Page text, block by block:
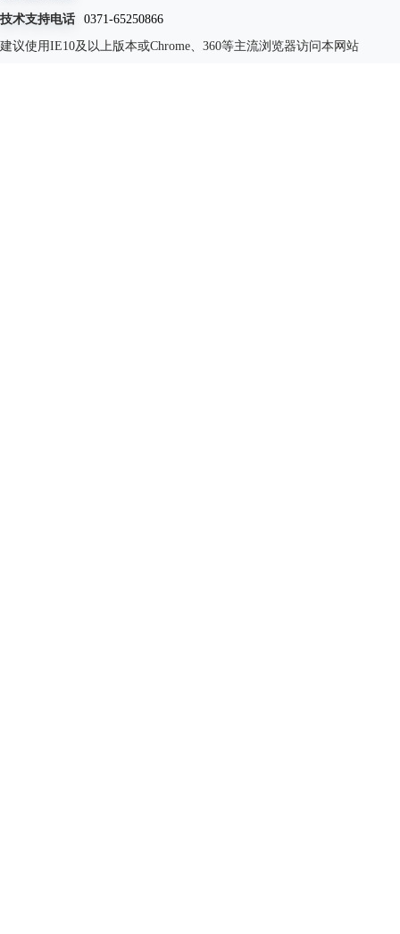
技术支持电话
0371-65250866
建议使用IE10及以上版本或Chrome、360等主流浏览器访问本网站